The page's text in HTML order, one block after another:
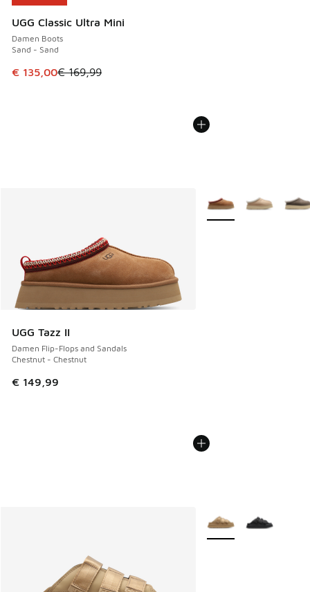
UGG Classic Ultra Mini
Damen Boots
Sand - Sand
Dieser Artikel ist im Sale. Der Preis ist von € 169,99 auf €
€ 135,00€ 169,99
UGG Tazz II
Damen Flip-Flops and Sandals
Chestnut - Chestnut
€ 149,99
Weitere Farben
Weitere Farben